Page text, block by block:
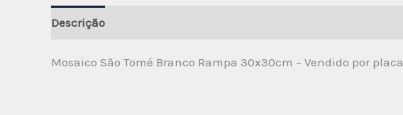
Descrição
Mosaico São Tomé Branco Rampa 30x30cm – Vendido por placa